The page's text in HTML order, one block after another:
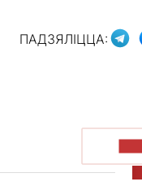
ПАДЗЯЛІЦЦА: